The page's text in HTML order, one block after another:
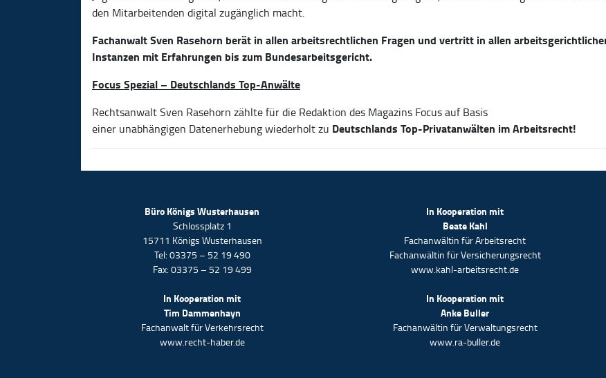
den Mitarbeitenden digital zugänglich macht.
Fachanwalt Sven Rasehorn berät in allen arbeitsrechtlichen Fragen und vertritt in allen
Instanzen mit Erfahrungen bis zum Bundesarbeitsgericht.
Focus Spezial – Deutschlands Top-Anwälte
Rechtsanwalt Sven Rasehorn zählte für die Redaktion des Magazins Focus auf Basis
einer unabhängigen Datenerhebung wiederholt zu Deutschlands Top-Privatanwälten im Arbeitsrecht!
Büro Königs Wusterhausen
Schlossplatz 1
15711 Königs Wusterhausen
Tel: 03375 – 52 19 490
Fax: 03375 – 52 19 499
In Kooperation mit
Beate Kahl
Fachanwältin für Arbeitsrecht
Fachanwältin für Versicherungsrecht
www.kahl-arbeitsrecht.de
In Kooperation mit
Tim Dammenhayn
Fachanwalt für Verkehrsrecht
www.recht-haber.de
In Kooperation mit
Anke Buller
Fachanwältin für Verwaltungsrecht
www.ra-buller.de